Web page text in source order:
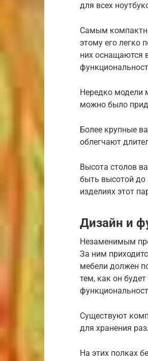
для всех
Самым
этому его легко
них оснащаются
Нередко модели
можно было
Более крупные
облегчают
Высота столов
быть высотой до
изделиях этот
Дизайн и
Незаменимым
За ним
мебели должен
тем, как он
Существуют
для хранения
На этих полках